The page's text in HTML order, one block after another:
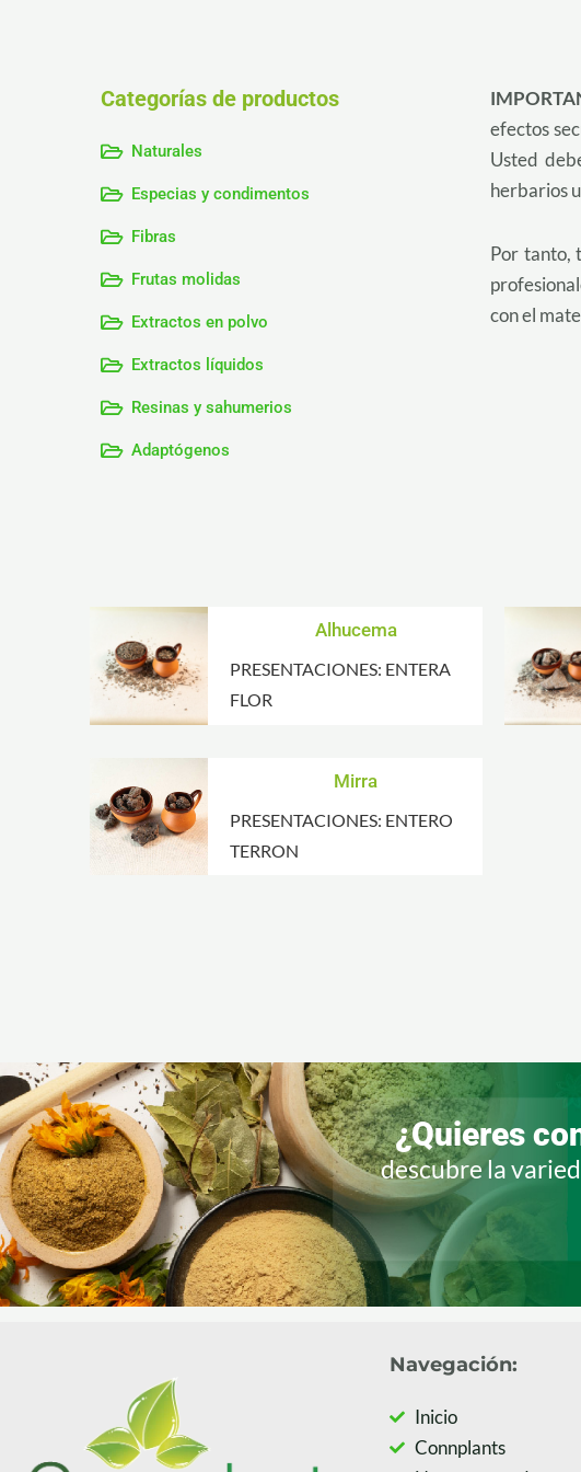
Categorías de productos
Naturales
Especias y condimentos
Fibras
Frutas molidas
Extractos en polvo
Extractos líquidos
Resinas y sahumerios
Adaptógenos
efectos
Usted
herbarios
Por tanto,
con el
Alhucema
PRESENTACIONES: ENTERA
FLOR
Mirra
PRESENTACIONES: ENTERO
TERRON
¿Quieres
descubre la
Navegación:
Inicio
Connplants